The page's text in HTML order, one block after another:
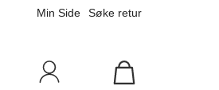
Søke retur
Min Side